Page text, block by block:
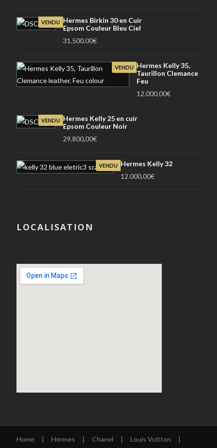
initial
était :
actuel
est :
VENDU
Hermes Birkin 30 en Cuir
Epsom Couleur Bleu Ciel
31.500,00€
VENDU
Hermes Kelly 35,
Taurillon Clemance
Feu
12.000,00€
VENDU
Hermes Kelly 25 en cuir
Epsom Couleur Noir
29.800,00€
VENDU
Hermes Kelly 32
12.000,00€
LOCALISATION
Home | Hermes | Chanel | Louis Vuitton
|